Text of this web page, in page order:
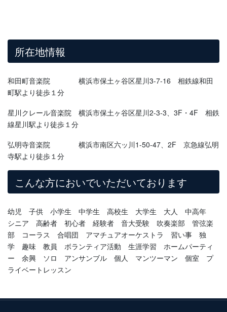
所在地情報
和田町音楽院 横浜市保土ヶ谷区星川3-7-16 相鉄線和田
町駅より徒歩１分
星川クレール音楽院 横浜市保土ヶ谷区星川2-3-3、3F・4F 相鉄
線星川駅より徒歩１分
弘明寺音楽院 横浜市南区六ッ川1-50-47、2F 京急線弘明
寺駅より徒歩１分
こんな方においでいただいております
幼児 子供 小学生 中学生 高校生 大学生 大人 中高年
シニア 高齢者 初心者 経験者 音大受験 吹奏楽部 管弦楽
部 コーラス 合唱団 アマチュアオーケストラ 習い事 独
学 趣味 教員 ボランティア活動 生涯学習 ホームパーティ
ー 余興 ソロ アンサンブル 個人 マンツーマン 個室 プ
ライベートレッスン